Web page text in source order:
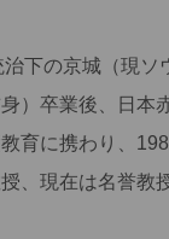
下の京城（現
）卒業後、日
育に携わり、
、現在は名誉教